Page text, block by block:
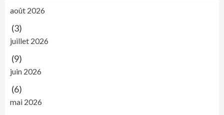
août 2026
(3)
juillet 2026
(9)
juin 2026
(6)
mai 2026